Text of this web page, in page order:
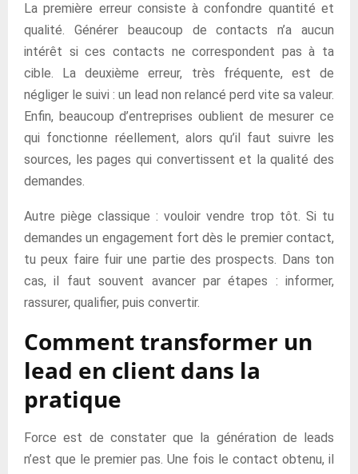
La première erreur consiste à confondre quantité et
qualité. Générer beaucoup de contacts n’a aucun
intérêt si ces contacts ne correspondent pas à ta
cible. La deuxième erreur, très fréquente, est de
négliger le suivi : un lead non relancé perd vite sa valeur.
Enfin, beaucoup d’entreprises oublient de mesurer ce
qui fonctionne réellement, alors qu’il faut suivre les
sources, les pages qui convertissent et la qualité des
demandes.
Autre piège classique : vouloir vendre trop tôt. Si tu
demandes un engagement fort dès le premier contact,
tu peux faire fuir une partie des prospects. Dans ton
cas, il faut souvent avancer par étapes : informer,
rassurer, qualifier, puis convertir.
Comment transformer un
lead en client dans la
pratique
Force est de constater que la génération de leads
n’est que le premier pas. Une fois le contact obtenu, il